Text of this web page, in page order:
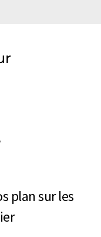
plan sur les